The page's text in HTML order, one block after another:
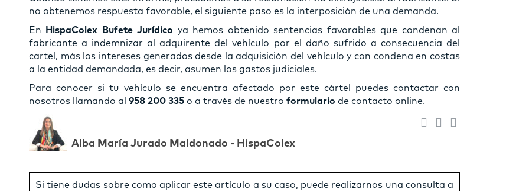
no obtenemos respuesta favorable, el siguiente paso es la interposición de una demanda.
En
HispaColex Bufete Jurídico ya hemos obtenido sentencias favorables que condenan al
fabricante a indemnizar al adquirente del vehículo por el daño sufrido a consecuencia del
cartel, más los intereses generados desde la adquisición del vehículo y con condena en costas
a la entidad demandada, es decir, asumen los gastos judiciales.
Para conocer si tu vehículo se encuentra afectado por este cártel puedes contactar con
nosotros llamando al 958 200 335 o a través de nuestro formulario de contacto online.
Alba María Jurado Maldonado - HispaColex
Si tiene dudas sobre como aplicar este artículo a su caso, puede realizarnos una consulta a